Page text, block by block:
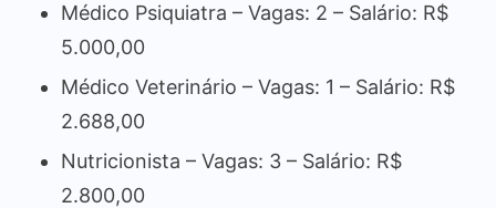
Médico Psiquiatra – Vagas: 2 – Salário: R$
5.000,00
Médico Veterinário – Vagas: 1 – Salário: R$
2.688,00
Nutricionista – Vagas: 3 – Salário: R$
2.800,00